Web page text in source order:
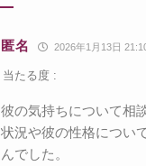
匿名 2026年1月13日
当たる度 :
彼の気持ちについて相
状況や彼の性格につい
んでした。